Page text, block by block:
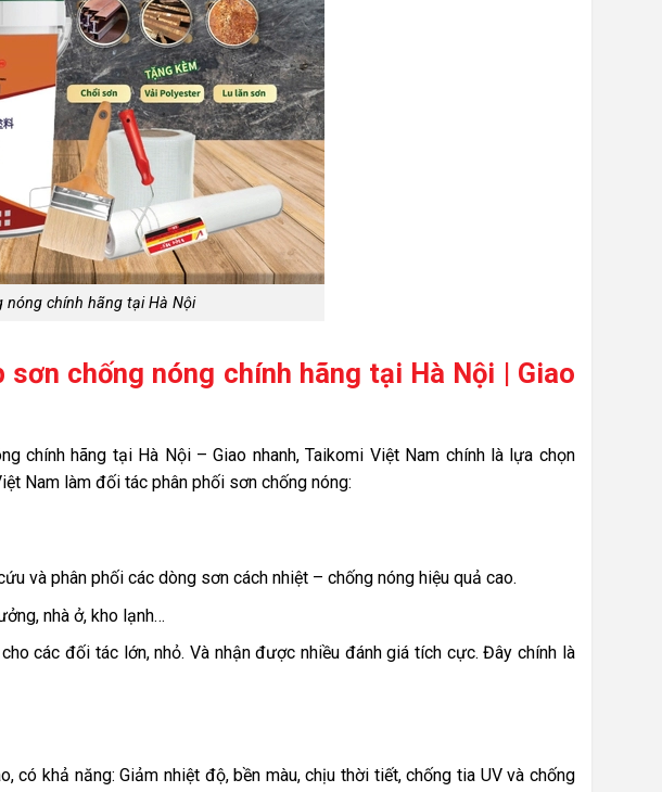
nóng chính hãng tại Hà Nội
chống nóng chính hãng tại Hà Nội | Giao
chính hãng tại Hà Nội – Giao nhanh, Taikomi Việt Nam chính là lựa chọn
Nam làm đối tác phân phối sơn chống nóng:
và phân phối các dòng sơn cách nhiệt – chống nóng hiệu quả cao.
nhà ở, kho lạnh…
các đối tác lớn, nhỏ. Và nhận được nhiều đánh giá tích cực. Đây chính là
có khả năng: Giảm nhiệt độ, bền màu, chịu thời tiết, chống tia UV và chống